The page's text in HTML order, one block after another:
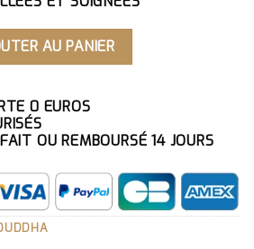
BOUDDHA RIEUR BRAS LEVÉS
AU PANIER
0 EUROS
OU REMBOURSÉ 14 JOURS